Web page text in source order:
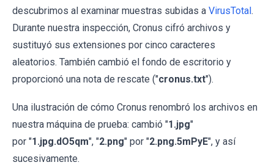
descubrimos al examinar muestras subidas a VirusTotal.
Durante nuestra inspección, Cronus cifró archivos y
sustituyó sus extensiones por cinco caracteres
aleatorios. También cambió el fondo de escritorio y
proporcionó una nota de rescate ("cronus.txt").
Una ilustración de cómo Cronus renombró los archivos en
nuestra máquina de prueba: cambió "1.jpg"
por "1.jpg.dO5qm", "2.png" por "2.png.5mPyE", y así
sucesivamente.